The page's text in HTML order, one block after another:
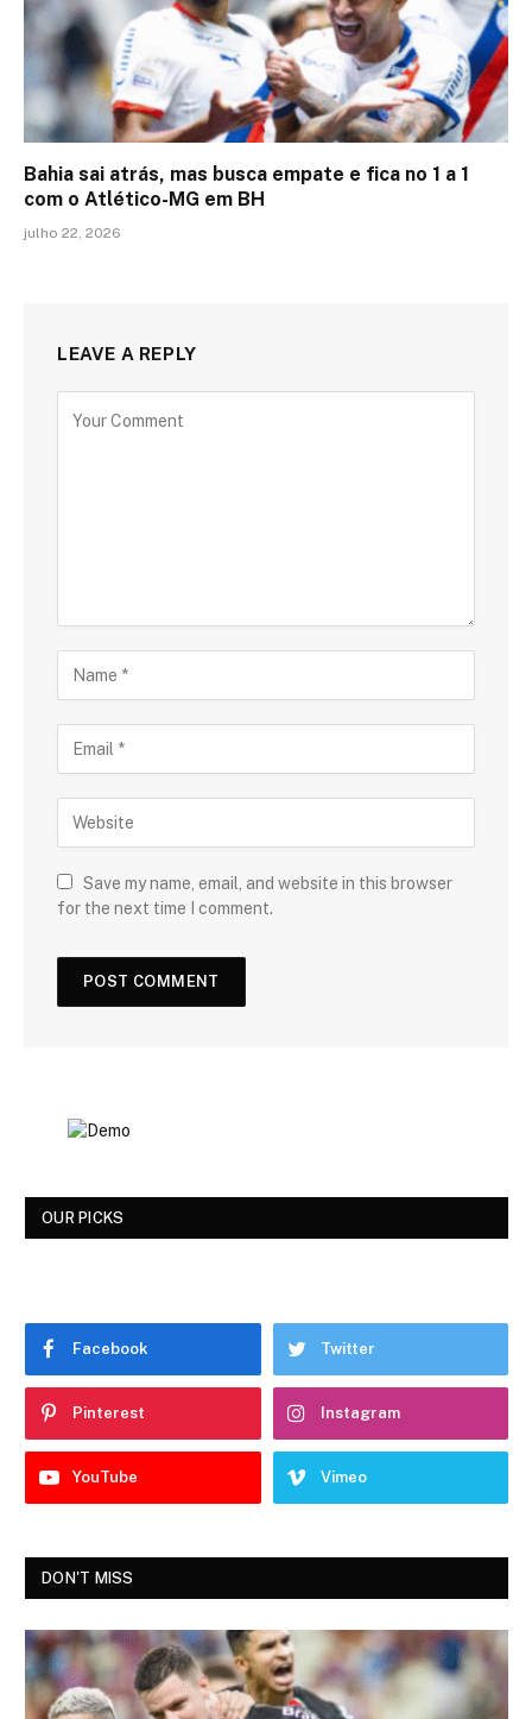
Bahia sai atrás, mas busca empate e fica no 1 a 1
com o Atlético-MG em BH
julho 22, 2026
LEAVE A REPLY
Save my name, email, and website in this browser
for the next time I comment.
OUR PICKS
Facebook Twitter
Pinterest Instagram
YouTube Vimeo
DON'T MISS